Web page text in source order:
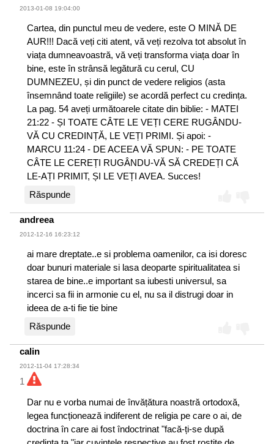
2013-01-08 19:04:00
Cartea, din punctul meu de vedere, este O MINĂ DE
AUR!!! Dacă veți citi atent, vă veți rezolva tot absolut în
viața dumneavoastră, vă veți transforma viața doar în
bine, este în strânsă legătură cu cerul, CU
DUMNEZEU, și din punct de vedere religios (asta
însemnând toate religiile) se acordă perfect cu credința.
La pag. 54 aveți următoarele citate din biblie: - MATEI
21:22 - ȘI TOATE CÂTE LE VEȚI CERE RUGÂNDU-
VĂ CU CREDINȚĂ, LE VEȚI PRIMI. Și apoi: -
MARCU 11:24 - DE ACEEA VĂ SPUN: - PE TOATE
CÂTE LE CEREȚI RUGÂNDU-VĂ SĂ CREDEȚI CĂ
LE-AȚI PRIMIT, ȘI LE VEȚI AVEA. Succes!
Răspunde
andreea
2012-12-16 16:23:12
ai mare dreptate..e si problema oamenilor, ca isi doresc
doar bunuri materiale si lasa deoparte spiritualitatea si
starea de bine..e important sa iubesti universul, sa
incerci sa fii in armonie cu el, nu sa il distrugi doar in
ideea de a-ti fie tie bine
Răspunde
calin
2012-11-04 17:28:34
1
Dar nu e vorba numai de învățătura noastră ortodoxă,
legea funcționează indiferent de religia pe care o ai, de
doctrina în care ai fost îndoctrinat "facă-ți-se după